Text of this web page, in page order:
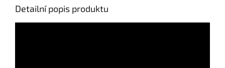
Detailní popis produktu